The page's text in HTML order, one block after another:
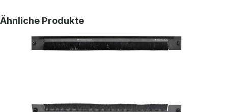
Produktgalerie überspringen
Ähnliche Produkte